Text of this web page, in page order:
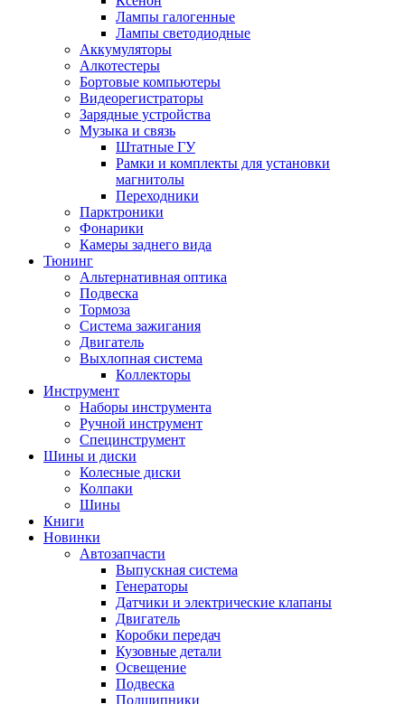
Лампы галогенные
Лампы светодиодные
Аккумуляторы
Алкотестеры
Бортовые компьютеры
Видеорегистраторы
Зарядные устройства
Музыка и связь
Штатные ГУ
Рамки и комплекты для установки
магнитолы
Переходники
Парктроники
Фонарики
Камеры заднего вида
Тюнинг
Альтернативная оптика
Подвеска
Тормоза
Система зажигания
Двигатель
Выхлопная система
Коллекторы
Инструмент
Наборы инструмента
Ручной инструмент
Специнструмент
Шины и диски
Колесные диски
Колпаки
Шины
Книги
Новинки
Автозапчасти
Выпускная система
Генераторы
Датчики и электрические клапаны
Двигатель
Коробки передач
Кузовные детали
Освещение
Подвеска
Подшипники